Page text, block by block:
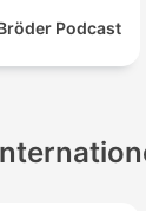
Podcast